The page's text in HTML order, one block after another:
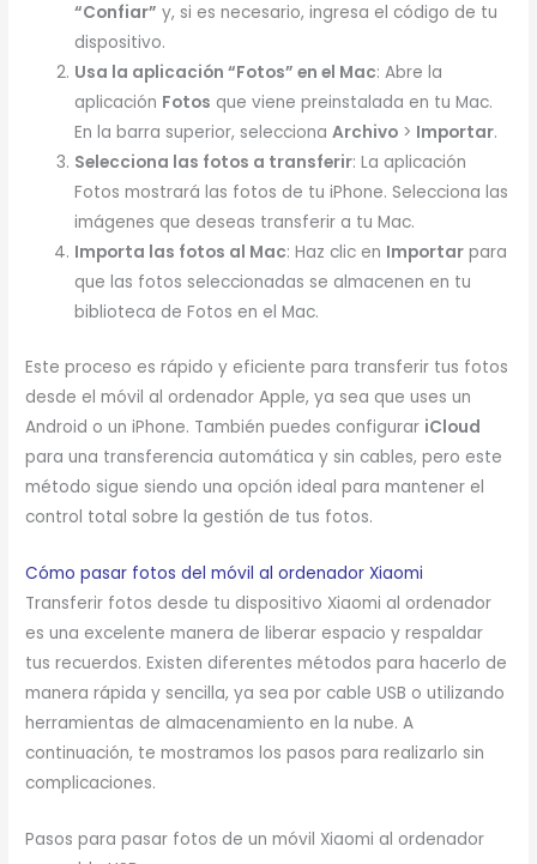
“Confiar” y, si es necesario, ingresa el código de tu
dispositivo.
Usa la aplicación “Fotos” en el Mac: Abre la
aplicación Fotos que viene preinstalada en tu Mac.
En la barra superior, seleccionaArchivo > Importar.
Selecciona las fotos a transferir: La aplicación
Fotos mostrará las fotos de tu iPhone. Selecciona las
imágenes que deseas transferir a tu Mac.
Importa las fotos al Mac: Haz clic en Importar para
que las fotos seleccionadas se almacenen en tu
biblioteca de Fotos en el Mac.
Este proceso es rápido y eficiente para transferir tus fotos
desde el móvil al ordenador Apple, ya sea que uses un
Android o un iPhone. También puedes configurar iCloud
para una transferencia automática y sin cables, pero este
método sigue siendo una opción ideal para mantener el
control total sobre la gestión de tus fotos.
Cómo pasar fotos del móvil al ordenadorXiaomi
Transferir fotos desde tu dispositivo Xiaomi al ordenador
es una excelente manera de liberar espacio y respaldar
tus recuerdos. Existen diferentes métodos para hacerlo de
manera rápida y sencilla, ya sea por cable USB o utilizando
herramientas de almacenamiento en la nube. A
continuación, te mostramos los pasos para realizarlo sin
complicaciones.
Pasos para pasar fotos de un móvil Xiaomi al ordenador